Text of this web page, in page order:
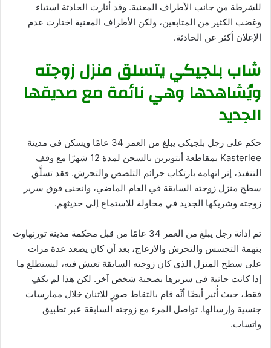
للشرطة من جانب الأطراف المعنية. وقد أثارت الحادثة استياء
وغضب الكثير من المتابعين، ولكن الأطراف المعنية اختارت عدم
الإعلان أكثر عن الحادثة.
شاب بلجيكي يتسلق منزل زوجته
ويُشاهدها وهي نائمة مع صديقها
الجديد
حكم على رجل بلجيكي يبلغ من العمر 34 عامًا ويسكن في مدينة
Kasterlee بمقاطعة أنتويربن بالسجن لمدة 12 شهرًا مع وقف
التنفيذ، إثر اتهامه بارتكاب جرائم التلصص والتحرش. فقد تسلَّق
سطح منزل زوجته السابقة في العام الماضي، وانحنى فوق سرير
زوجته وشريكها الجديد في محاولة للاستماع إلى حديثهم.
تم إدانة رجل يبلغ من العمر 34 عامًا من قبل محكمة مدينة تورنهاوت
بتهمة التجسس والتحرش والازعاج، بعد أن كان يصعد عدة مرات
على سطح المنزل الذي كان زوجته السابقة تعيش فيه، ليستطلع ما
إذا كانت جاثية في سريرها بصحبة شخص آخر. لكن هذا لم يكفِ
فقط، حيث أُثير أيضًا أنَّه قام بالتقاط صورٍ للاثنان خلال ممارسات
جنسية وإرسالها. تواصل المرء مع زوجته السابقة عبر تطبيق
واتساب.